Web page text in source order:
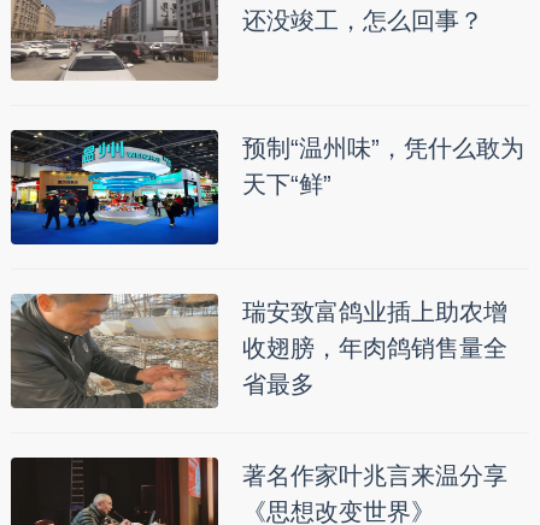
还没竣工，怎么回事？
预制“温州味”，凭什么敢为
天下“鲜”
瑞安致富鸽业插上助农增
收翅膀，年肉鸽销售量全
省最多
著名作家叶兆言来温分享
《思想改变世界》